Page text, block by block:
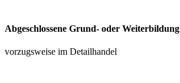
Abgeschlossene Grund- oder Weiterbildung
vorzugsweise im Detailhandel